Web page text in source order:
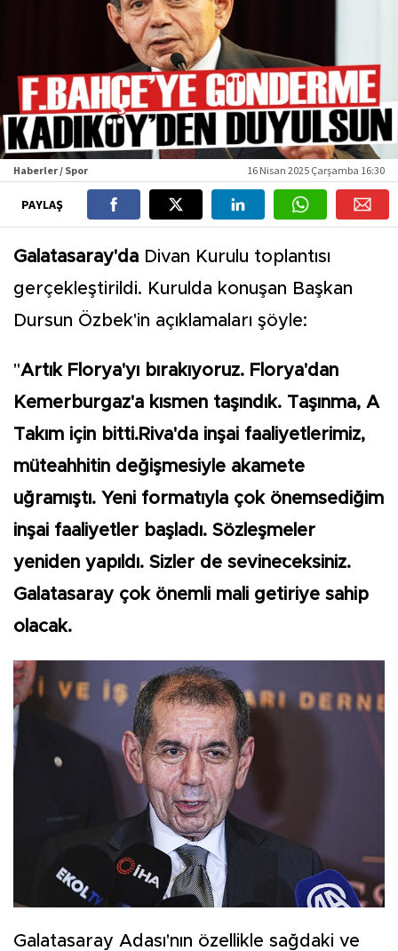
Haberler / Spor 16 Nisan 2025 Çarşamba 16:30
PAYLAŞ
Galatasaray'da Divan Kurulu toplantısı
gerçekleştirildi. Kurulda konuşan Başkan
Dursun Özbek'in açıklamaları şöyle:
"Artık Florya'yı bırakıyoruz. Florya'dan
Kemerburgaz'a kısmen taşındık. Taşınma, A
Takım için bitti.Riva'da inşai faaliyetlerimiz,
müteahhitin değişmesiyle akamete
uğramıştı. Yeni formatıyla çok önemsediğim
inşai faaliyetler başladı. Sözleşmeler
yeniden yapıldı. Sizler de sevineceksiniz.
Galatasaray çok önemli mali getiriye sahip
olacak.
Galatasaray Adası'nın özellikle sağdaki ve